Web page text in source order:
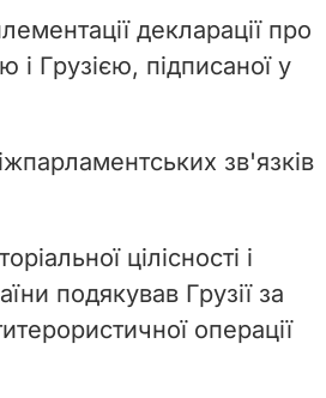
декларації про
і Грузією, підписаної у
зв'язків
цілісності і
подякував Грузії за
операції